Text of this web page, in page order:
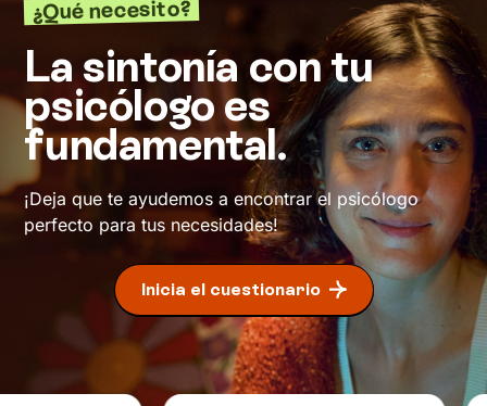
¿Qué necesito?
La sintonía con tu
psicólogo es
fundamental.
¡Deja que te ayudemos a encontrar el psicólogo
perfecto para tus necesidades!
Inicia el cuestionario